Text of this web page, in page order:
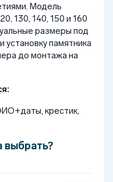
Модель
130, 140, 150 и 160
размеры под
установку памятника
до монтажа на
крестик,
выбрать?